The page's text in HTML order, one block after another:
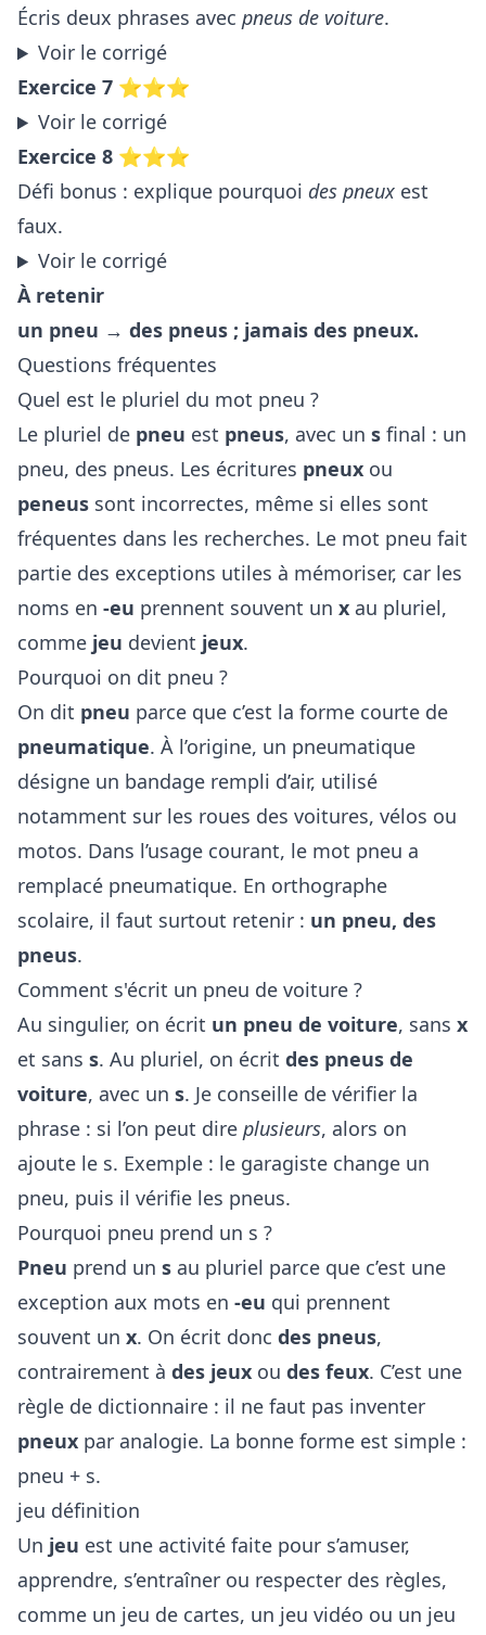
Écris deux phrases avec pneus de voiture.
Voir le corrigé
Exercice 7 ⭐⭐⭐
Voir le corrigé
Exercice 8 ⭐⭐⭐
Défi bonus : explique pourquoi des pneux est
faux.
Voir le corrigé
À retenir
un pneu → des pneus ; jamais des pneux.
Questions fréquentes
Quel est le pluriel du mot pneu ?
Le pluriel de pneu est pneus, avec un s final : un
pneu, des pneus. Les écritures pneux ou
peneus sont incorrectes, même si elles sont
fréquentes dans les recherches. Le mot pneu fait
partie des exceptions utiles à mémoriser, car les
noms en -eu prennent souvent un x au pluriel,
comme jeu devient jeux.
Pourquoi on dit pneu ?
On dit pneu parce que c’est la forme courte de
pneumatique. À l’origine, un pneumatique
désigne un bandage rempli d’air, utilisé
notamment sur les roues des voitures, vélos ou
motos. Dans l’usage courant, le mot pneu a
remplacé pneumatique. En orthographe
scolaire, il faut surtout retenir : un pneu, des
pneus.
Comment s'écrit un pneu de voiture ?
Au singulier, on écrit un pneu de voiture, sans x
et sans s. Au pluriel, on écrit des pneus de
voiture, avec un s. Je conseille de vérifier la
phrase : si l’on peut dire plusieurs, alors on
ajoute le s. Exemple : le garagiste change un
pneu, puis il vérifie les pneus.
Pourquoi pneu prend un s ?
Pneu prend un s au pluriel parce que c’est une
exception aux mots en -eu qui prennent
souvent un x. On écrit donc des pneus,
contrairement à des jeux ou des feux. C’est une
règle de dictionnaire : il ne faut pas inventer
pneux par analogie. La bonne forme est simple :
pneu + s.
jeu définition
Un jeu est une activité faite pour s’amuser,
apprendre, s’entraîner ou respecter des règles,
comme un jeu de cartes, un jeu vidéo ou un jeu